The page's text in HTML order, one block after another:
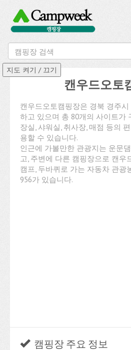
캔우드오토
캔우드오토캠핑장은 경북 경주
하고 있으며 총 80개의 사이트가
장실, 샤워실, 취사장, 매점 등의
용할 수 있습니다.
인근에 가볼만한 관광지는 운문
고, 주변에 다른 캠핑장으로 캔우
캠프, 두바퀴로 가는 자동차 관광
956가 있습니다.
캠핑장 주요 정보